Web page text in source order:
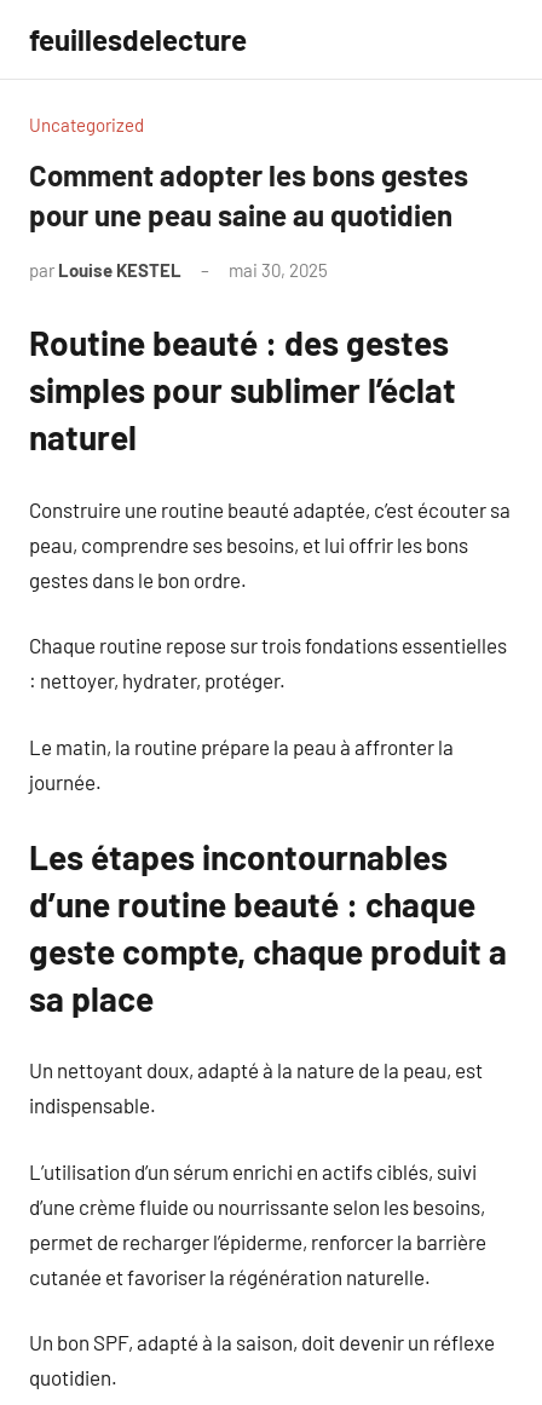
contenu
feuillesdelecture
Uncategorized
Comment adopter les bons gestes
pour une peau saine au quotidien
par Louise KESTEL mai 30, 2025
Routine beauté : des gestes
simples pour sublimer l’éclat
naturel
Construire une routine beauté adaptée, c’est écouter sa
peau, comprendre ses besoins, et lui offrir les bons
gestes dans le bon ordre.
Chaque routine repose sur trois fondations essentielles
: nettoyer, hydrater, protéger.
Le matin, la routine prépare la peau à affronter la
journée.
Les étapes incontournables
d’une routine beauté : chaque
geste compte, chaque produit a
sa place
Un nettoyant doux, adapté à la nature de la peau, est
indispensable.
L’utilisation d’un sérum enrichi en actifs ciblés, suivi
d’une crème fluide ou nourrissante selon les besoins,
permet de recharger l’épiderme, renforcer la barrière
cutanée et favoriser la régénération naturelle.
Un bon SPF, adapté à la saison, doit devenir un réflexe
quotidien.